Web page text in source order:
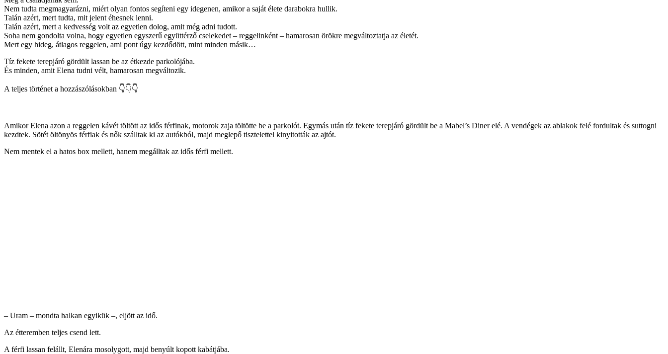
Nem tudta megmagyarázni, miért olyan fontos segíteni egy idegenen, amikor a saját élete darabokra hullik.
Talán azért, mert tudta, mit jelent éhesnek lenni.
Talán azért, mert a kedvesség volt az egyetlen dolog, amit még adni tudott.
Soha nem gondolta volna, hogy egyetlen egyszerű együttérző cselekedet – reggelinként – hamarosan örökre megváltoztatja az életét.
Mert egy hideg, átlagos reggelen, ami pont úgy kezdődött, mint minden másik…
Tíz fekete terepjáró gördült lassan be az étkezde parkolójába.
És minden, amit Elena tudni vélt, hamarosan megváltozik.
A teljes történet a hozzászólásokban 👇👇👇
Amikor Elena azon a reggelen kávét töltött az idős férfinak, motorok zaja töltötte be a parkolót. Egymás után tíz fekete terepjáró gördült be a Mabel’s Diner elé. A vendégek az ablakok felé fordultak és suttogni
kezdtek. Sötét öltönyös férfiak és nők szálltak ki az autókból, majd meglepő tisztelettel kinyitották az ajtót.
Nem mentek el a hatos box mellett, hanem megálltak az idős férfi mellett.
– Uram – mondta halkan egyikük –, eljött az idő.
Az étteremben teljes csend lett.
A férfi lassan felállt, Elenára mosolygott, majd benyúlt kopott kabátjába.